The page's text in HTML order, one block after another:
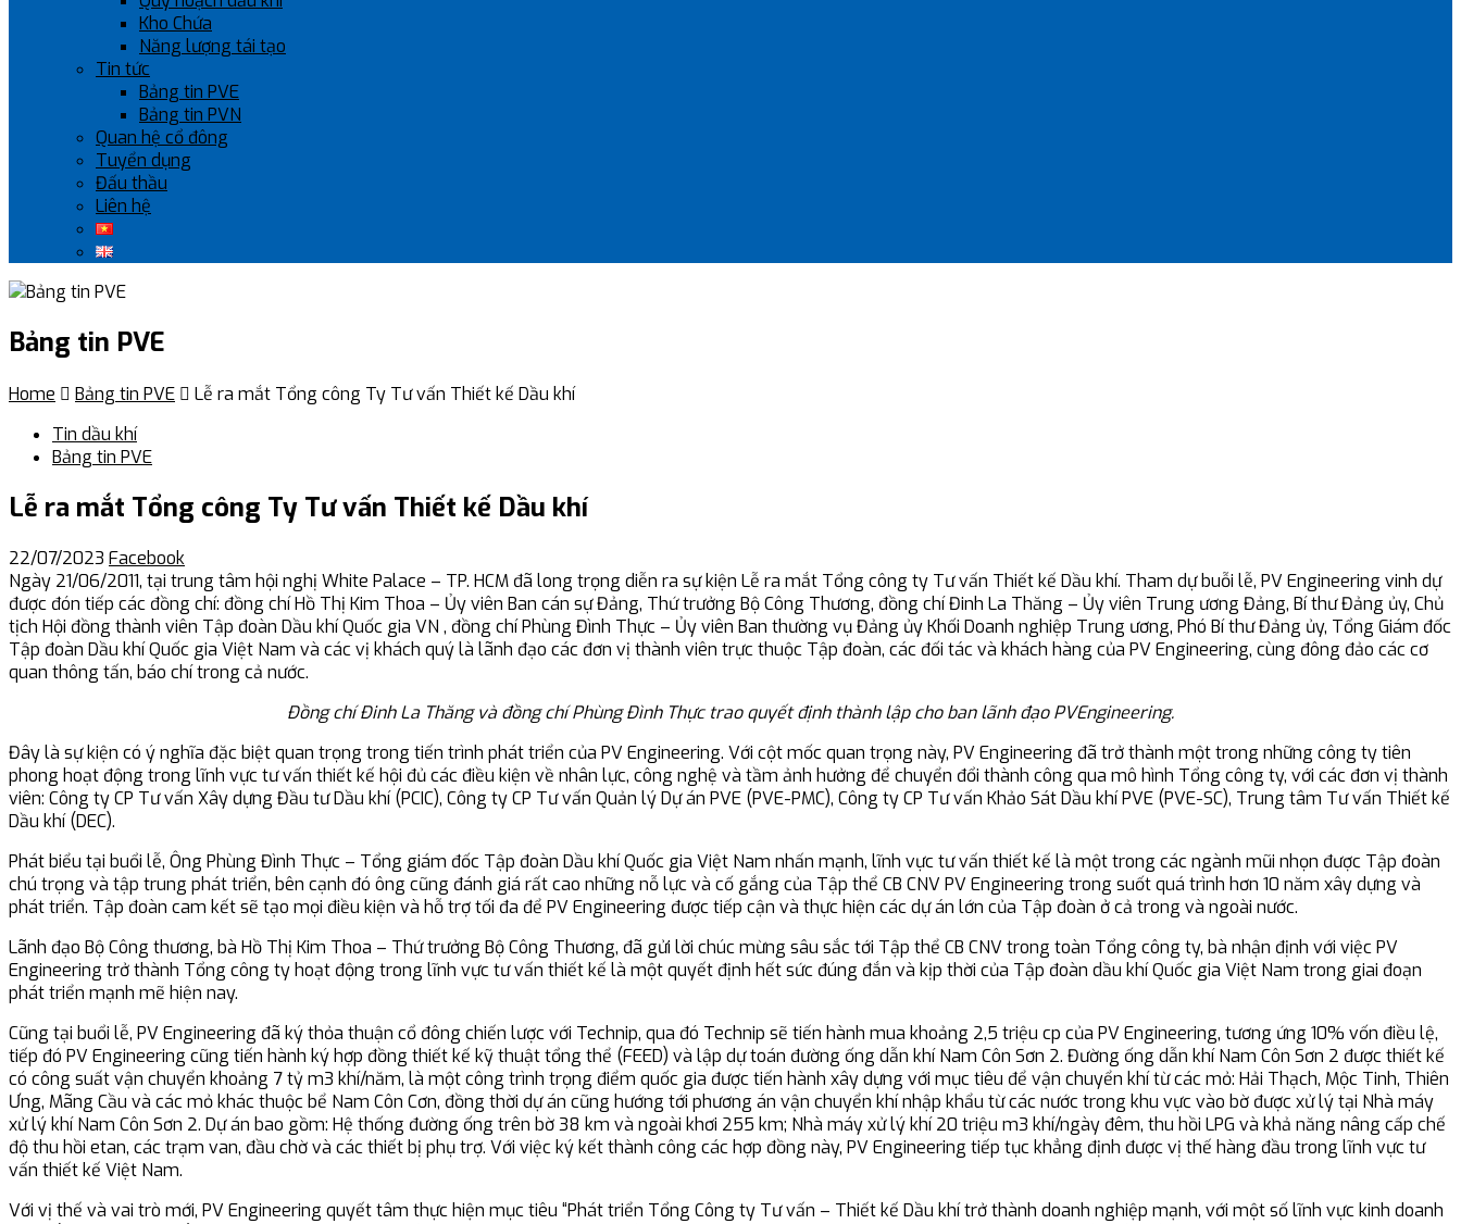
Kho Chứa
Năng lượng tái tạo
Tin tức
Bảng tin PVE
Bảng tin PVN
Quan hệ cổ đông
Tuyển dụng
Đấu thầu
Liên hệ
Bảng tin PVE
Home  Bảng tin PVE  Lễ ra mắt Tổng công Ty Tư vấn Thiết kế Dầu khí
Tin dầu khí
Bảng tin PVE
Lễ ra mắt Tổng công Ty Tư vấn Thiết kế Dầu khí
22/07/2023 Facebook
Ngày 21/06/2011, tại trung tâm hội nghị White Palace – TP. HCM đã long trọng diễn ra sự kiện Lễ ra mắt Tổng công ty Tư vấn Thiết kế Dầu khí. Tham dự buỗi lễ, PV Engineering vinh dự
được đón tiếp các đồng chí: đồng chí Hồ Thị Kim Thoa – Ủy viên Ban cán sự Đảng, Thứ trưởng Bộ Công Thương, đồng chí Đinh La Thăng – Ủy viên Trung ương Đảng, Bí thư Đảng ủy, Chủ
tịch Hội đồng thành viên Tập đoàn Dầu khí Quốc gia VN , đồng chí Phùng Đình Thực – Ủy viên Ban thường vụ Đảng ủy Khối Doanh nghiệp Trung ương, Phó Bí thư Đảng ủy, Tổng Giám đốc
Tập đoàn Dầu khí Quốc gia Việt Nam và các vị khách quý là lãnh đạo các đơn vị thành viên trực thuộc Tập đoàn, các đối tác và khách hàng của PV Engineering, cùng đông đảo các cơ
quan thông tấn, báo chí trong cả nước.
Đồng chí Đinh La Thăng và đồng chí Phùng Đình Thực trao quyết định thành lập cho ban lãnh đạo PVEngineering.
Đây là sự kiện có ý nghĩa đặc biệt quan trọng trong tiến trình phát triển của PV Engineering. Với cột mốc quan trọng này, PV Engineering đã trở thành một trong những công ty tiên
phong hoạt động trong lĩnh vực tư vấn thiết kế hội đủ các điều kiện về nhân lực, công nghệ và tầm ảnh hưởng để chuyển đổi thành công qua mô hình Tổng công ty, với các đơn vị thành
viên: Công ty CP Tư vấn Xây dựng Đầu tư Dầu khí (PCIC), Công ty CP Tư vấn Quản lý Dự án PVE (PVE-PMC), Công ty CP Tư vấn Khảo Sát Dầu khí PVE (PVE-SC), Trung tâm Tư vấn Thiết kế
Dầu khí (DEC).
Phát biểu tại buổi lễ, Ông Phùng Đình Thực – Tổng giám đốc Tập đoàn Dầu khí Quốc gia Việt Nam nhấn mạnh, lĩnh vực tư vấn thiết kế là một trong các ngành mũi nhọn được Tập đoàn
chú trọng và tập trung phát triển, bên cạnh đó ông cũng đánh giá rất cao những nỗ lực và cố gắng của Tập thể CB CNV PV Engineering trong suốt quá trình hơn 10 năm xây dựng và
phát triển. Tập đoàn cam kết sẽ tạo mọi điều kiện và hỗ trợ tối đa để PV Engineering được tiếp cận và thực hiện các dự án lớn của Tập đoàn ở cả trong và ngoài nước.
Lãnh đạo Bộ Công thương, bà Hồ Thị Kim Thoa – Thứ trưởng Bộ Công Thương, đã gửi lời chúc mừng sâu sắc tới Tập thể CB CNV trong toàn Tổng công ty, bà nhận định với việc PV
Engineering trở thành Tổng công ty hoạt động trong lĩnh vực tư vấn thiết kế là một quyết định hết sức đúng đắn và kịp thời của Tập đoàn dầu khí Quốc gia Việt Nam trong giai đoạn
phát triển mạnh mẽ hiện nay.
Cũng tại buổi lễ, PV Engineering đã ký thỏa thuận cổ đông chiến lược với Technip, qua đó Technip sẽ tiến hành mua khoảng 2,5 triệu cp của PV Engineering, tương ứng 10% vốn điều lệ,
tiếp đó PV Engineering cũng tiến hành ký hợp đồng thiết kế kỹ thuật tổng thể (FEED) và lập dự toán đường ống dẫn khí Nam Côn Sơn 2. Đường ống dẫn khí Nam Côn Sơn 2 được thiết kế
có công suất vận chuyển khoảng 7 tỷ m3 khí/năm, là một công trình trọng điểm quốc gia được tiến hành xây dựng với mục tiêu để vận chuyển khí từ các mỏ: Hải Thạch, Mộc Tinh, Thiên
Ưng, Mãng Cầu và các mỏ khác thuộc bể Nam Côn Cơn, đồng thời dự án cũng hướng tới phương án vận chuyển khí nhập khẩu từ các nước trong khu vực vào bờ được xử lý tại Nhà máy
xử lý khí Nam Côn Sơn 2. Dự án bao gồm: Hệ thống đường ống trên bờ 38 km và ngoài khơi 255 km; Nhà máy xử lý khí 20 triệu m3 khí/ngày đêm, thu hồi LPG và khả năng nâng cấp chế
độ thu hồi etan, các trạm van, đầu chờ và các thiết bị phụ trợ. Với việc ký kết thành công các hợp đồng này, PV Engineering tiếp tục khẳng định được vị thế hàng đầu trong lĩnh vực tư
vấn thiết kế Việt Nam.
Với vị thế và vai trò mới, PV Engineering quyết tâm thực hiện mục tiêu “Phát triển Tổng Công ty Tư vấn – Thiết kế Dầu khí trở thành doanh nghiệp mạnh, với một số lĩnh vực kinh doanh